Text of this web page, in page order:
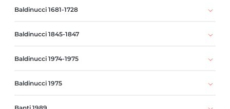
Baldinucci 1681-1728
Baldinucci 1845-1847
Baldinucci 1974-1975
Baldinucci 1975